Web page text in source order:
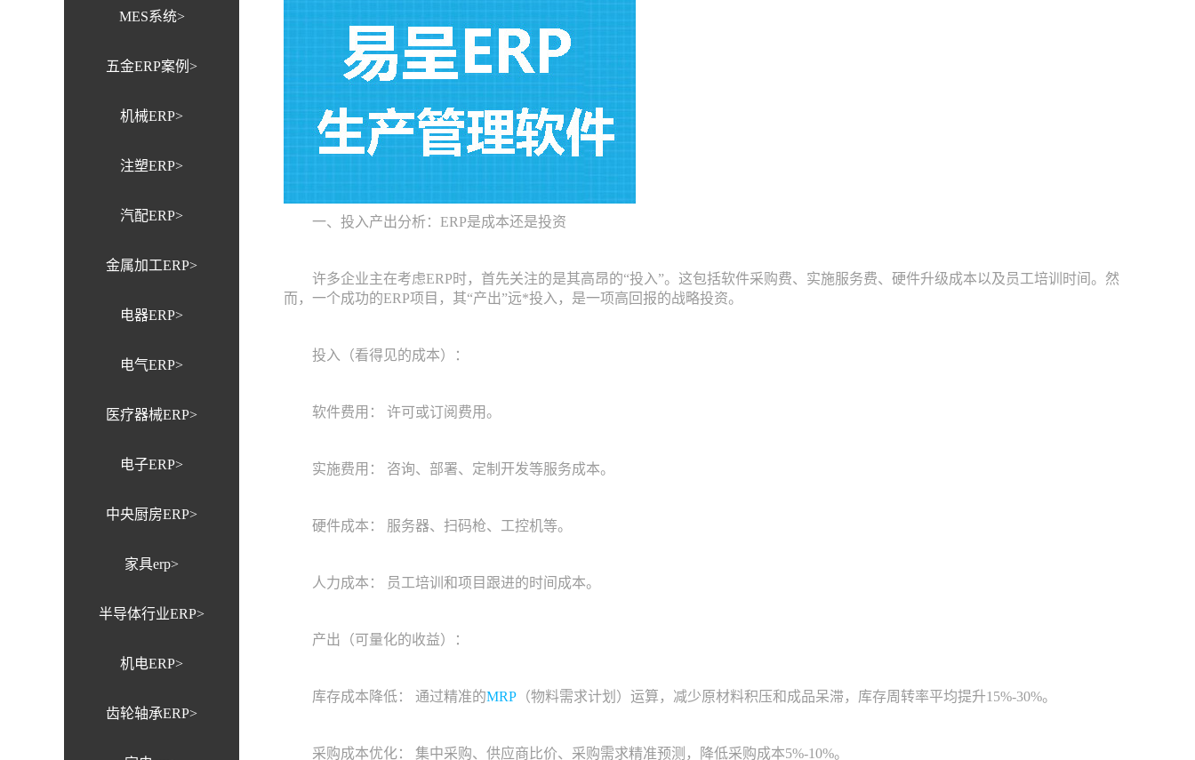
MES系统>
五金ERP案例>
机械ERP>
注塑ERP>
汽配ERP>
金属加工ERP>
电器ERP>
电气ERP>
医疗器械ERP>
电子ERP>
中央厨房ERP>
家具erp>
半导体行业ERP>
机电ERP>
齿轮轴承ERP>
一、投入产出分析：ERP是成本还是投资
许多企业主在考虑ERP时，首先关注的是其高昂的“投入”。这包括软件采购费、实施服务费、硬件升级成本以及员工培训时间。然
而，一个成功的ERP项目，其“产出”远*投入，是一项高回报的战略投资。
投入（看得见的成本）：
软件费用： 许可或订阅费用。
实施费用： 咨询、部署、定制开发等服务成本。
硬件成本： 服务器、扫码枪、工控机等。
人力成本： 员工培训和项目跟进的时间成本。
产出（可量化的收益）：
库存成本降低： 通过精准的MRP （物料需求计划）运算，减少原材料积压和成品呆滞，库存周转率平均提升15%-30%。
采购成本优化： 集中采购、供应商比价、采购需求精准预测，降低采购成本5%-10%。